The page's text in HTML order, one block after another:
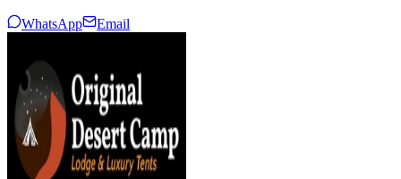
WhatsApp Email